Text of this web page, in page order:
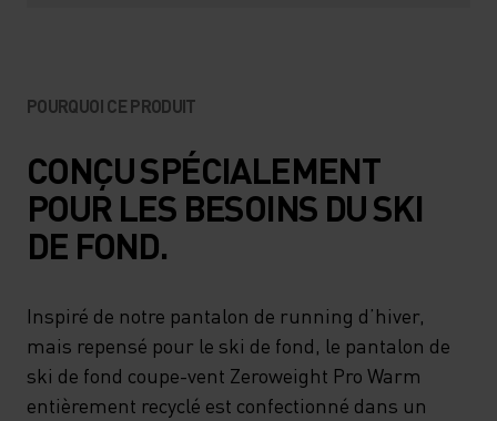
POURQUOI CE PRODUIT
CONÇU SPÉCIALEMENT
POUR LES BESOINS DU SKI
DE FOND.
Inspiré de notre pantalon de running d’hiver,
mais repensé pour le ski de fond, le pantalon de
ski de fond coupe-vent Zeroweight Pro Warm
entièrement recyclé est confectionné dans un